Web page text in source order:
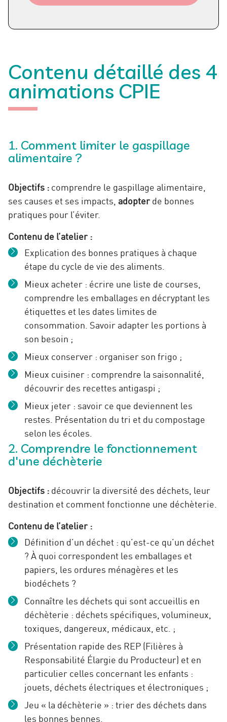
Contenu détaillé des 4
animations CPIE
1. Comment limiter le gaspillage
alimentaire ?
Objectifs : comprendre le gaspillage alimentaire,
ses causes et ses impacts, adopterde bonnes
pratiques pour l’éviter.
Contenu de l’atelier :
Explication des bonnes pratiques à chaque
étape du cycle de vie des aliments.
Mieux acheter : écrire une liste de courses,
comprendre les emballages en décryptant les
étiquettes et les dates limites de
consommation. Savoir adapter les portions à
son besoin ;
Mieux conserver : organiser son frigo ;
Mieux cuisiner : comprendre la saisonnalité,
découvrir des recettes antigaspi ;
Mieux jeter : savoir ce que deviennent les
restes. Présentation du tri et du compostage
selon les écoles.
2. Comprendre le fonctionnement
d'une déchèterie
Objectifs : découvrir la diversité des déchets, leur
destination et comment fonctionne une déchèterie.
Contenu de l’atelier :
Définition d’un déchet : qu’est-ce qu’un déchet
? À quoi correspondent les emballages et
papiers, les ordures ménagères et les
biodéchets ?
Connaître les déchets qui sont accueillis en
déchèterie : déchets spécifiques, volumineux,
toxiques, dangereux, médicaux, etc. ;
Présentation rapide des REP (Filières à
Responsabilité Élargie du Producteur) et en
particulier celles concernant les enfants :
jouets, déchets électriques et électroniques ;
Jeu « la déchèterie » : trier des déchets dans
les bonnes bennes.